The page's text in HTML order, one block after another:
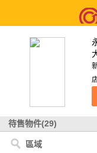
待售物件(29)
區域